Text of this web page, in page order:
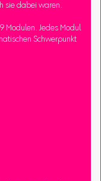
sie dabei waren.
Modulen. Jedes Modul
Schwerpunkt